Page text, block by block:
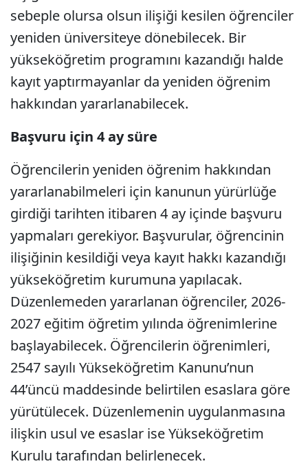
sebeple olursa olsun ilişiği kesilen öğrenciler
yeniden üniversiteye dönebilecek. Bir
yükseköğretim programını kazandığı halde
kayıt yaptırmayanlar da yeniden öğrenim
hakkından yararlanabilecek.
Başvuru için 4 ay süre
Öğrencilerin yeniden öğrenim hakkından
yararlanabilmeleri için kanunun yürürlüğe
girdiği tarihten itibaren 4 ay içinde başvuru
yapmaları gerekiyor. Başvurular, öğrencinin
ilişiğinin kesildiği veya kayıt hakkı kazandığı
yükseköğretim kurumuna yapılacak.
Düzenlemeden yararlanan öğrenciler, 2026-
2027 eğitim öğretim yılında öğrenimlerine
başlayabilecek. Öğrencilerin öğrenimleri,
2547 sayılı Yükseköğretim Kanunu’nun
44’üncü maddesinde belirtilen esaslara göre
yürütülecek. Düzenlemenin uygulanmasına
ilişkin usul ve esaslar ise Yükseköğretim
Kurulu tarafından belirlenecek.